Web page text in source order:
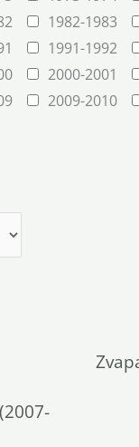
1982-1983
1991-1992
2000-2001
2009-2010